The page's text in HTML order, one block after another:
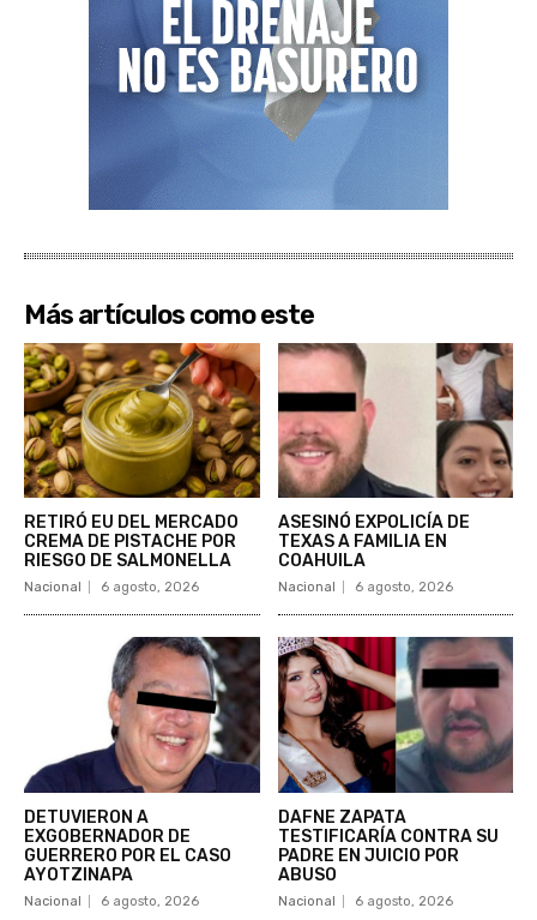
Más artículos como este
RETIRÓ EU DEL MERCADO
CREMA DE PISTACHE POR
RIESGO DE SALMONELLA
Nacional 6 agosto, 2026
ASESINÓ EXPOLICÍA DE
TEXAS A FAMILIA EN
COAHUILA
Nacional 6 agosto, 2026
DETUVIERON A
EXGOBERNADOR DE
GUERRERO POR EL CASO
AYOTZINAPA
Nacional 6 agosto, 2026
DAFNE ZAPATA
TESTIFICARÍA CONTRA SU
PADRE EN JUICIO POR
ABUSO
Nacional 6 agosto, 2026